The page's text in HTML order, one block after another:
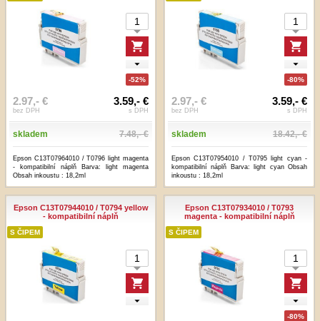
-52%
2.97,- €
bez DPH
3.59,- €
s DPH
skladem 7.48,- €
Epson C13T07964010 / T0796 light magenta
- kompatibilní náplň Barva: light magenta
Obsah inkoustu : 18,2ml
-80%
2.97,- €
bez DPH
3.59,- €
s DPH
skladem 18.42,- €
Epson C13T07954010 / T0795 light cyan -
kompatibilní náplň Barva: light cyan Obsah
inkoustu : 18,2ml
Epson C13T07944010 / T0794 yellow
- kompatibilní náplň
S ČIPEM
Epson C13T07934010 / T0793
magenta - kompatibilní náplň
S ČIPEM
-80%